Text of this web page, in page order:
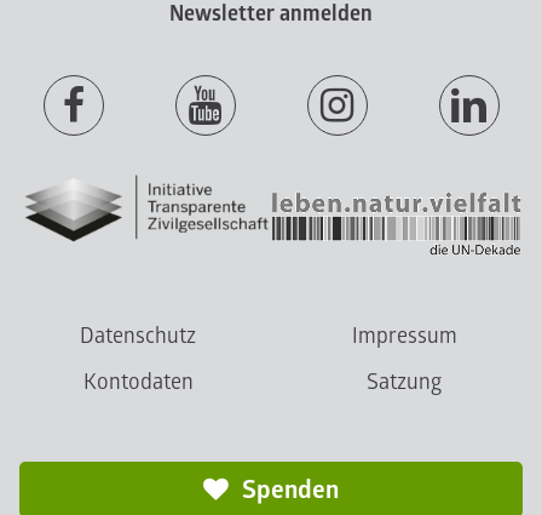
Newsletter anmelden
Datenschutz
Impressum
Kontodaten
Satzung
Spenden